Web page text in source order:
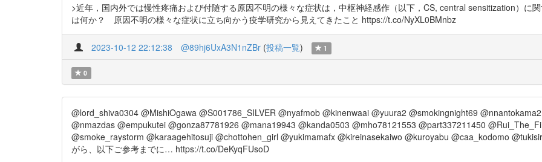
>近年，国内外では慢性疼痛および付随する原因不明の様々な症状は，中枢神経感作（以下，CS, central sensitization）に
は何か？ 原因不明の様々な症状に立ち向かう疫学研究から見えてきたこと https://t.co/NyXL0BMnbz
2023-10-12 22:12:38 @89hj6UxA3N1nZBr (投稿一覧) 1
0
@lord_shiva0304 @MishiOgawa @S001786_SILVER @nyafmob @kinenwaai @yuura2 @smokingnight69
@nmazdas @empukutei @gonza87781926 @mana19943 @kanda0503 @mho78121553 @part337211450
@smoke_raystorm @karaagehitosuji @chottohen_girl @yukimamafx @kireinasekaiwo @kuroyabu @caa_kodomo
がら、以下ご参考までに… https://t.co/DeKyqFUsoD